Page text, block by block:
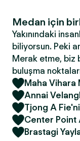
Medan için
Yakınındaki
biliyorsun. Peki
Merak etme, biz
buluşma
Maha
Annai
Tjong A
Center Point
Brastagi